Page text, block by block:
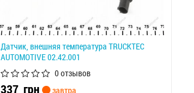
Датчик, внешняя температура TRUCKTEC
AUTOMOTIVE 02.42.001
0 отзывов
337грн
завтра